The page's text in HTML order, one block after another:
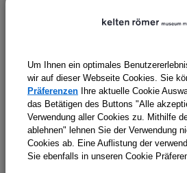
Abbildung: Reste der
Termine
Um Ihnen ein optimales
wir auf dieser Webseite Cookies. Sie
Präferenzen Ihre aktuelle Cookie
das Betätigen des Buttons "Alle
Verwendung aller Cookies zu. Mithilfe
ablehnen" lehnen Sie der Verwendung
Cookies ab. Eine Auflistung der
Sie ebenfalls in unseren Cookie